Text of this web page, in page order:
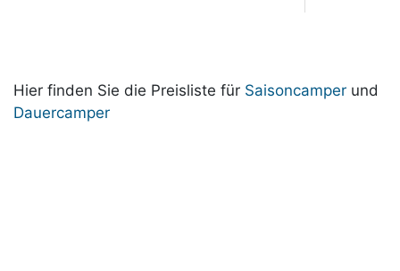
Hier finden Sie die Preisliste für Saisoncamper und
Dauercamper